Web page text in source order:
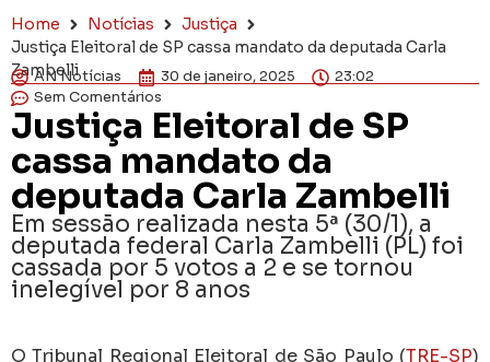
Home Notícias
Justiça
Justiça Eleitoral de SP cassa mandato da deputada Carla
Zambelli
AN Notícias 30 de janeiro, 2025
23:02
Sem Comentários
Justiça Eleitoral de SP
cassa mandato da
deputada Carla Zambelli
Em sessão realizada nesta 5ª (30/1), a
deputada federal Carla Zambelli (PL) foi
cassada por 5 votos a 2 e se tornou
inelegível por 8 anos
O Tribunal Regional Eleitoral de São Paulo (TRE-SP)